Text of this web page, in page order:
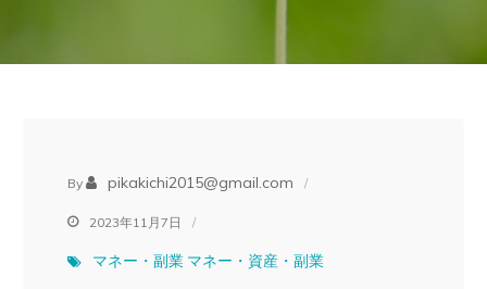
By pikakichi2015@gmail.com
2023年11月7日
マネー・副業 マネー・資産・副業